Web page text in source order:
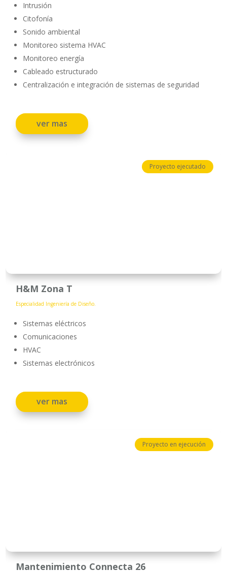
Intrusión
Citofonía
Sonido ambiental
Monitoreo sistema HVAC
Monitoreo energía
Cableado estructurado
Centralización e integración de sistemas de seguridad
ver mas
Proyecto ejecutado
H&M Zona T
Especialidad Ingeniería de Diseño.
Sistemas eléctricos
Comunicaciones
HVAC
Sistemas electrónicos
ver mas
Proyecto en ejecución
Mantenimiento Connecta 26